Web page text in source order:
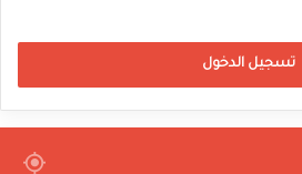
تسجيل الدخول